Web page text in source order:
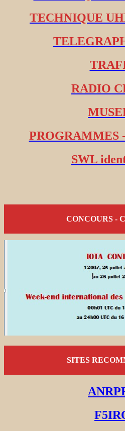
TECHNIQUE
RADIO
PROGRAMMES
SWL
CONCOURS -
SITES